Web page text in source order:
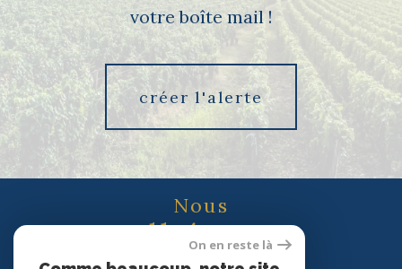
votre boîte mail !
créer l'alerte
Nous
adhérons
On en reste là